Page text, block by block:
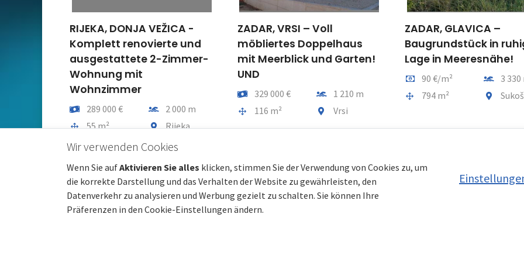
RIJEKA, DONJA VEŽICA -
Komplett renovierte und
ausgestattete 2-Zimmer-
Wohnung mit
Wohnzimmer
Preis289 000 € Entfernung vom meer
2 000 m
Gesamtfläche
55 m² Gemeindeteil
Rijeka
ZADAR, VRSI – Voll
möbliertes Doppelhaus
mit Meerblick und Garten!
UND
Preis329 000 € Entfernung vom meer
1 210 m
Gesamtfläche
116 m² Gemeindeteil
Vrsi
ZADAR, GLAVICA –
Baugrundstück in
Lage in Meeresnähe!
Preis pro m2
90 €/m²
3 330
Gesamtfläche
794 m²
Wir verwenden Cookies
Wenn Sie aufAktivieren Sie alles klicken, stimmen Sie der Verwendung von Cookies zu, um
die korrekte Darstellung und das Verhalten der Website zu gewährleisten, den
Datenverkehr zu analysieren und Werbung gezielt zu schalten. Sie können Ihre
Präferenzen in den Cookie-Einstellungen ändern.